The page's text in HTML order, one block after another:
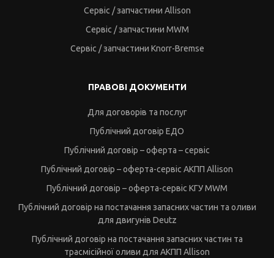
Сервіс / запчастини Allison
Сервіс / запчастини MWM
Сервіс / запчастини Knorr-Bremse
ПРАВОВІ ДОКУМЕНТИ
Для договорів та послуг
Публічний договір ЕДО
Публічний договір – оферта – сервіс
Публічний договір – оферта-сервіс АКПП Allison
Публічний договір – оферта-сервіс КГУ MWM
Публічний договір на постачання запасних частин та оливи
для двигунів Deutz
Публічний договір на постачання запасних частин та
трасмісійної оливи для АКПП Allison